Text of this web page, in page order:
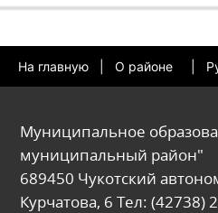
На главную О районе
Муниципальное
муниципальный район"
689450 Чукотский
Курчатова, 6 Тел: (42738)